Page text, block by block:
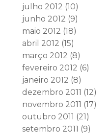
julho 2012 (10)
junho 2012 (9)
maio 2012 (18)
abril 2012 (15)
março 2012 (8)
fevereiro 2012 (6)
janeiro 2012 (8)
dezembro 2011 (12)
novembro 2011 (17)
outubro 2011 (21)
setembro 2011 (9)